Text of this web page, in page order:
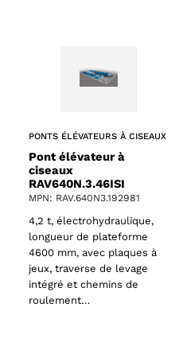
PONTS ÉLÉVATEURS À CISEAUX
Pont élévateur à
ciseaux
RAV640N.3.46ISI
MPN: RAV.640N3.192981
4,2 t, électrohydraulique,
longueur de plateforme
4600 mm, avec plaques à
jeux, traverse de levage
intégré et chemins de
roulement…